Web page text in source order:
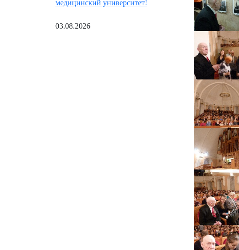
медицинский университет!
03.08.2026